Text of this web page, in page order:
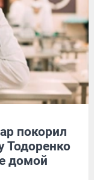
покорил
Тодоренко
домой